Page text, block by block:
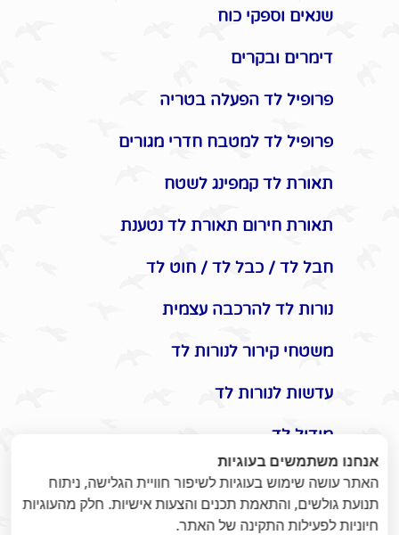
שנאים וספקי כוח
דימרים ובקרים
פרופיל לד הפעלה בטריה
פרופיל לד למטבח חדרי מגורים
תאורת לד קמפינג לשטח
תאורת חירום תאורת לד נטענת
חבל לד / כבל לד / חוט לד
נורות לד להרכבה עצמית
משטחי קירור לנורות לד
עדשות לנורות לד
מודול לד
אביזרים משלימים לתאורת לד
תקעים / שקעים / שעון שבת
אנחנו משתמשים בעוגיות
האתר עושה שימוש בעוגיות לשיפור חוויית הגלישה, ניתוח
תנועת גולשים, והתאמת תכנים והצעות אישיות. חלק מהעוגיות
חיוניות לפעילות התקינה של האתר.